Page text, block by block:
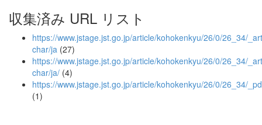
収集済み URL リスト
https://www.jstage.jst.go.jp/article/kohokenkyu/26/0/26_34/
char/ja (27)
https://www.jstage.jst.go.jp/article/kohokenkyu/26/0/26_34/
char/ja/ (4)
https://www.jstage.jst.go.jp/article/kohokenkyu/26/0/26_34/
(1)